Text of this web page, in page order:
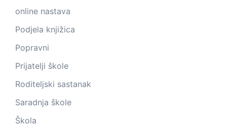
online nastava
Podjela knjižica
Popravni
Prijatelji škole
Roditeljski sastanak
Saradnja škole
Škola